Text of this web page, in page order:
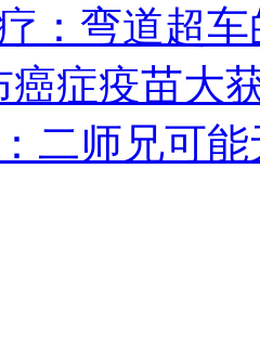
：弯道超
癌症疫苗大
二师兄可